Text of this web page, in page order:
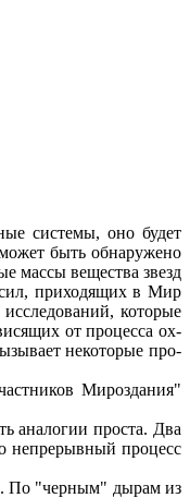
системы, оно будет
быть обнаружено
массы вещества звезд
приходящих в Мир
которые
от процесса ох­
некоторые про­
Мироздания"
аналогии проста. Два
непрерывный процесс
По "черным" дырам из